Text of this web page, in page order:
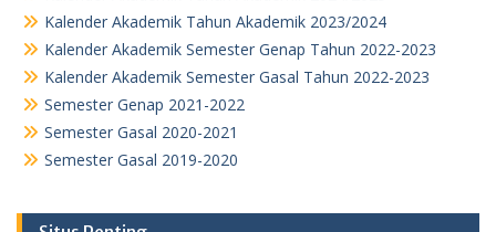
Kalender Akademik Tahun Akademik 2023/2024
Kalender Akademik Semester Genap Tahun 2022-2023
Kalender Akademik Semester Gasal Tahun 2022-2023
Semester Genap 2021-2022
Semester Gasal 2020-2021
Semester Gasal 2019-2020